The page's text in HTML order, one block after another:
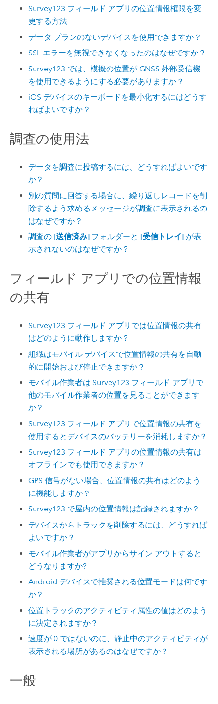
Survey123 フィールド アプリの位置情報権限を変
更する方法
データ プランのないデバイスを使用できますか？
SSL エラーを無視できなくなったのはなぜですか？
Survey123 では、模擬の位置が GNSS 外部受信機
を使用できるようにする必要がありますか？
iOS デバイスのキーボードを最小化するにはどうす
ればよいですか？
調査の使用法
データを調査に投稿するには、どうすればよいです
か？
別の質問に回答する場合に、繰り返しレコードを削
除するよう求めるメッセージが調査に表示されるの
はなぜですか？
調査の [送信済み] フォルダーと [受信トレイ] が表
示されないのはなぜですか？
フィールド アプリでの位置情報
の共有
Survey123 フィールド アプリでは位置情報の共有
はどのように動作しますか？
組織はモバイル デバイスで位置情報の共有を自動
的に開始および停止できますか？
モバイル作業者は Survey123 フィールド アプリで
他のモバイル作業者の位置を見ることができます
か？
Survey123 フィールド アプリで位置情報の共有を
使用するとデバイスのバッテリーを消耗しますか？
Survey123 フィールド アプリの位置情報の共有は
オフラインでも使用できますか？
GPS 信号がない場合、位置情報の共有はどのよう
に機能しますか？
Survey123 で屋内の位置情報は記録されますか？
デバイスからトラックを削除するには、どうすれば
よいですか？
モバイル作業者がアプリからサイン アウトすると
どうなりますか?
Android デバイスで推奨される位置モードは何です
か？
位置トラックのアクティビティ属性の値はどのよう
に決定されますか？
速度が 0 ではないのに、静止中のアクティビティが
表示される場所があるのはなぜですか？
一般